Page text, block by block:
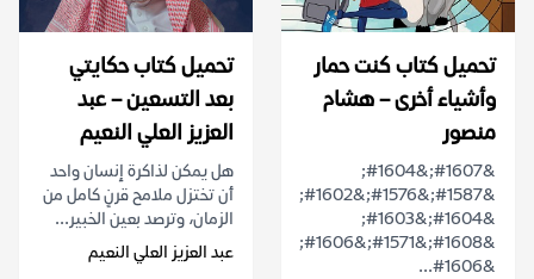
تحميل كتاب كنت حمار
وأشياء أخرى – هشام
منصور
&#1607;&#1604;
&#1587;&#1576;&#1602;
&#1604;&#1603;
&#1608;&#1571;&#1606;
&#1606...
تحميل كتاب حكايتي
بعد التسعين – عبد
العزيز العلي النعيم
هل يمكن لذاكرة إنسان واحد
أن تختزل ملامح قرنٍ كامل من
الزمان، وترصد بعين الخبير...
عبد العزيز العلي النعيم